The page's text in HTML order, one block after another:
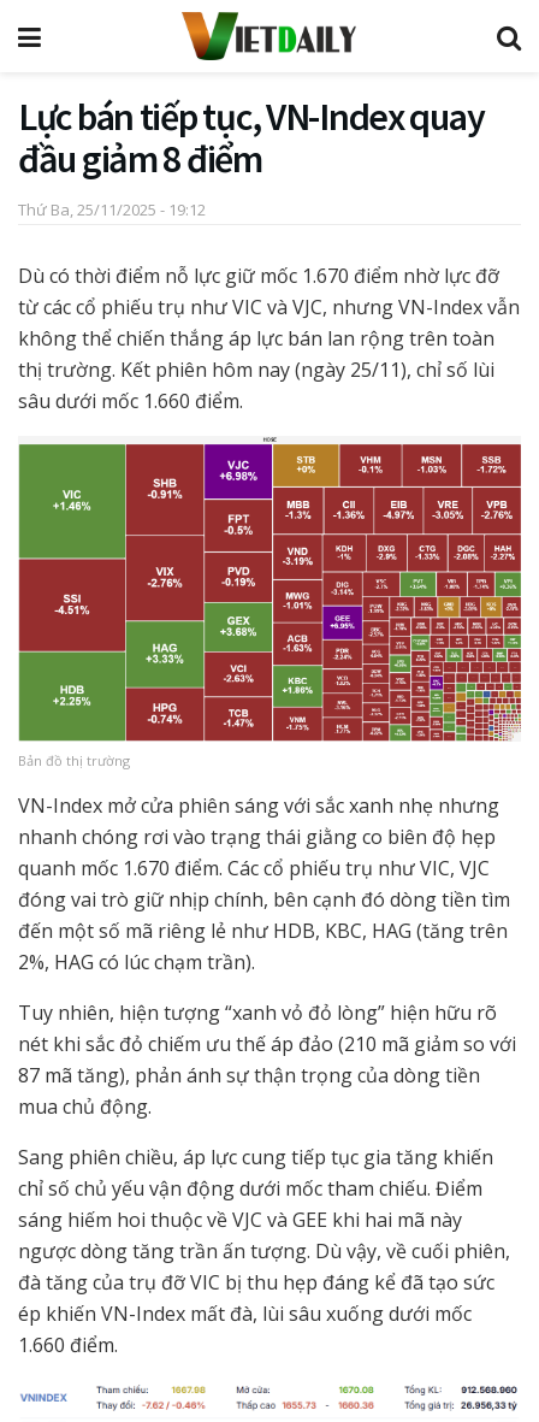
Lực bán tiếp tục, VN-Index quay
đầu giảm 8 điểm
Thứ Ba, 25/11/2025 - 19:12
Dù có thời điểm nỗ lực giữ mốc 1.670 điểm nhờ lực đỡ
từ các cổ phiếu trụ như VIC và VJC, nhưng VN-Index vẫn
không thể chiến thắng áp lực bán lan rộng trên toàn
thị trường. Kết phiên hôm nay (ngày 25/11), chỉ số lùi
sâu dưới mốc 1.660 điểm.
Bản đồ thị trường
VN-Index mở cửa phiên sáng với sắc xanh nhẹ nhưng
nhanh chóng rơi vào trạng thái giằng co biên độ hẹp
quanh mốc 1.670 điểm. Các cổ phiếu trụ như VIC, VJC
đóng vai trò giữ nhịp chính, bên cạnh đó dòng tiền tìm
đến một số mã riêng lẻ như HDB, KBC, HAG (tăng trên
2%, HAG có lúc chạm trần).
Tuy nhiên, hiện tượng “xanh vỏ đỏ lòng” hiện hữu rõ
nét khi sắc đỏ chiếm ưu thế áp đảo (210 mã giảm so với
87 mã tăng), phản ánh sự thận trọng của dòng tiền
mua chủ động.
Sang phiên chiều, áp lực cung tiếp tục gia tăng khiến
chỉ số chủ yếu vận động dưới mốc tham chiếu. Điểm
sáng hiếm hoi thuộc về VJC và GEE khi hai mã này
ngược dòng tăng trần ấn tượng. Dù vậy, về cuối phiên,
đà tăng của trụ đỡ VIC bị thu hẹp đáng kể đã tạo sức
ép khiến VN-Index mất đà, lùi sâu xuống dưới mốc
1.660 điểm.